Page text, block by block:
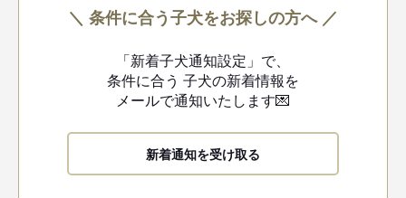
＼ 条件に合う子犬をお探しの方へ ／
「新着子犬通知設定」で、
条件に合う 子犬の新着情報を
メールで通知いたします💌
新着通知を受け取る